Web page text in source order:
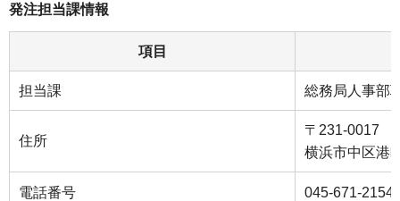
発注担当課情報
項目
担当課 総務局人事部
住所
〒231-0017
横浜市中区港
電話番号 045-671-2154